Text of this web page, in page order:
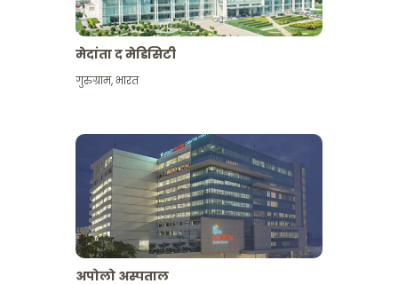
मेदांता द मेडिसिटी
गुरुग्राम,भारत
अपोलो अस्पताल